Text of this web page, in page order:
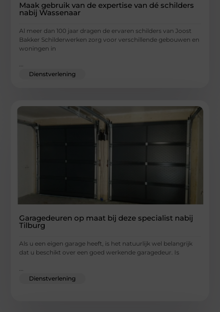
Maak gebruik van de expertise van dé schilders
nabij Wassenaar
Al meer dan 100 jaar dragen de ervaren schilders van Joost
Bakker Schilderwerken zorg voor verschillende gebouwen en
woningen in
...
Dienstverlening
Garagedeuren op maat bij deze specialist nabij
Tilburg
Als u een eigen garage heeft, is het natuurlijk wel belangrijk
dat u beschikt over een goed werkende garagedeur. Is
Dienstverlening